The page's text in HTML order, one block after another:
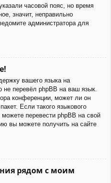
часовой пояс, но время
значит, неправильно
администратора для
вашего языка на
не перевёл phpBB на ваш язык.
конференции, может ли он
Если такого языкового
перевести phpBB на свой
вы можете получить на сайте
рядом с моим